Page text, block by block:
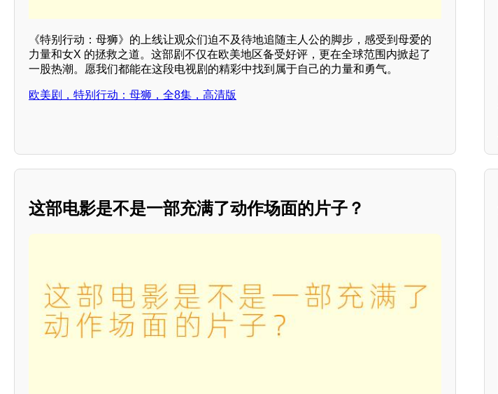
《特别行动：母狮》的上线让观众们迫不及待地追随主人公的脚步，感受到母爱的
力量和女X 的拯救之道。这部剧不仅在欧美地区备受好评，更在全球范围内掀起了
一股热潮。愿我们都能在这段电视剧的精彩中找到属于自己的力量和勇气。
欧美剧，特别行动：母狮，全8集，高清版
这部电影是不是一部充满了动作场面的片子？